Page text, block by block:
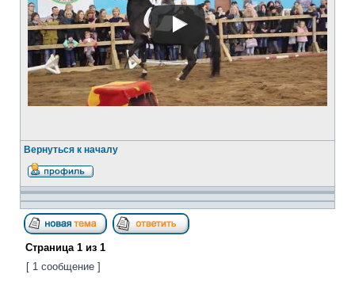
Вернуться к началу
Страница 1 из 1
[ 1 сообщение ]